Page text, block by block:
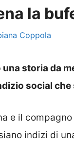
la
Coppola
una storia da
social
e il
indizi di